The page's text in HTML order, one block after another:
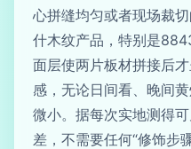
心拼缝均匀或者现场裁
什木纹产品，特别是
面层使两片板材拼接后
感，无论日间看、晚间
微小。据每次实地测得
差，不需要任何“修饰步